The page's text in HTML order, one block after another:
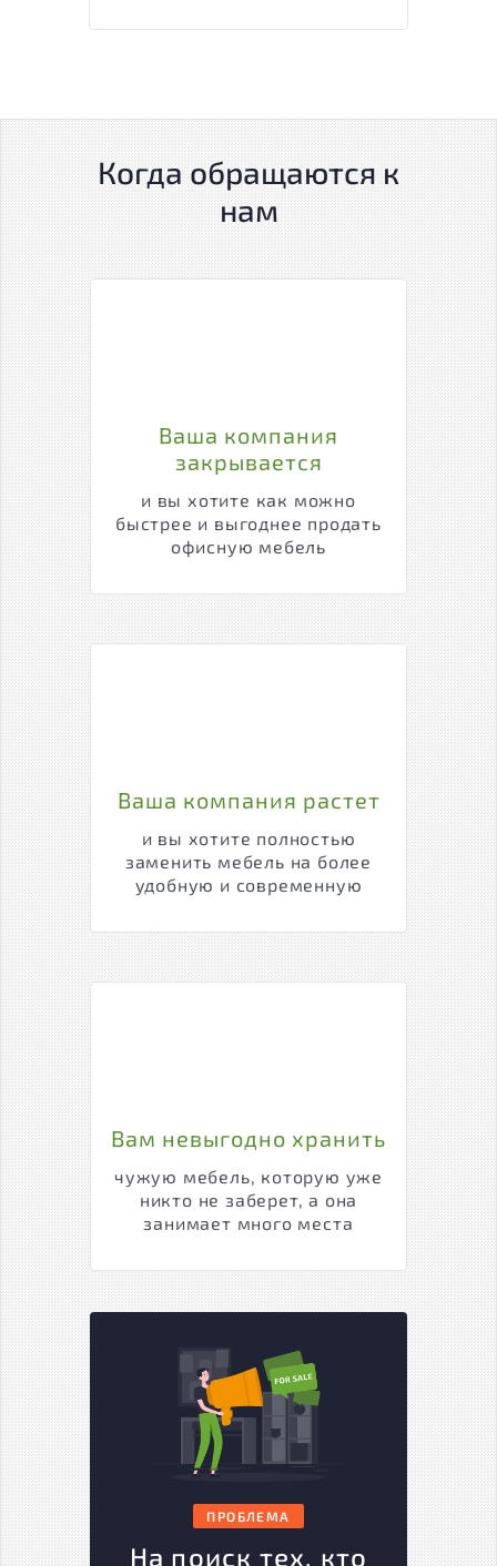
Когда обращаются к
нам
Ваша компания
закрывается
и вы хотите как можно
быстрее и выгоднее продать
офисную мебель
Ваша компания растет
и вы хотите полностью
заменить мебель на более
удобную и современную
Вам невыгодно хранить
чужую мебель, которую уже
никто не заберет, а она
занимает много места
ПРОБЛЕМА
На поиск тех, кто